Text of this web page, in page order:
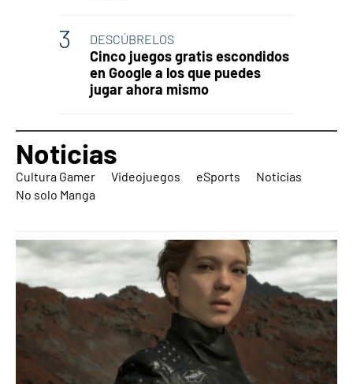
DESCÚBRELOS
Cinco juegos gratis escondidos
en Google a los que puedes
jugar ahora mismo
Noticias
Cultura Gamer Videojuegos eSports
Noticias
No solo Manga